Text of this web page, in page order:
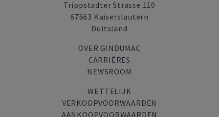
Trippstadter Strasse 110
67663 Kaiserslautern
Duitsland
OVER GINDUMAC
CARRIÈRES
NEWSROOM
WETTELIJK
VERKOOPVOORWAARDEN
AANKOOPVOORWAARDEN